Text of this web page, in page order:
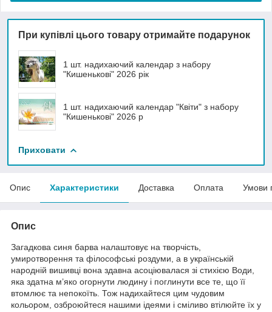
При купівлі цього товару отримайте подарунок
1 шт. надихаючий календар з набору
"Кишенькові" 2026 рік
1 шт. надихаючий календар "Квіти" з набору
"Кишенькові" 2026 р
Приховати
Опис Характеристики Доставка Оплата Умови
Опис
Загадкова синя барва налаштовує на творчість,
умиротворення та філософські роздуми, а в українській
народній вишивці вона здавна асоціювалася зі стихією Води,
яка здатна м’яко огорнути людину і поглинути все те, що її
втомлює та непокоїть. Тож надихайтеся цим чудовим
кольором, озброюйтеся нашими ідеями і сміливо втілюйте їх у